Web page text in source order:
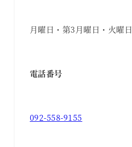
月曜日・第3月曜日・火曜日
電話番号
092-558-9155